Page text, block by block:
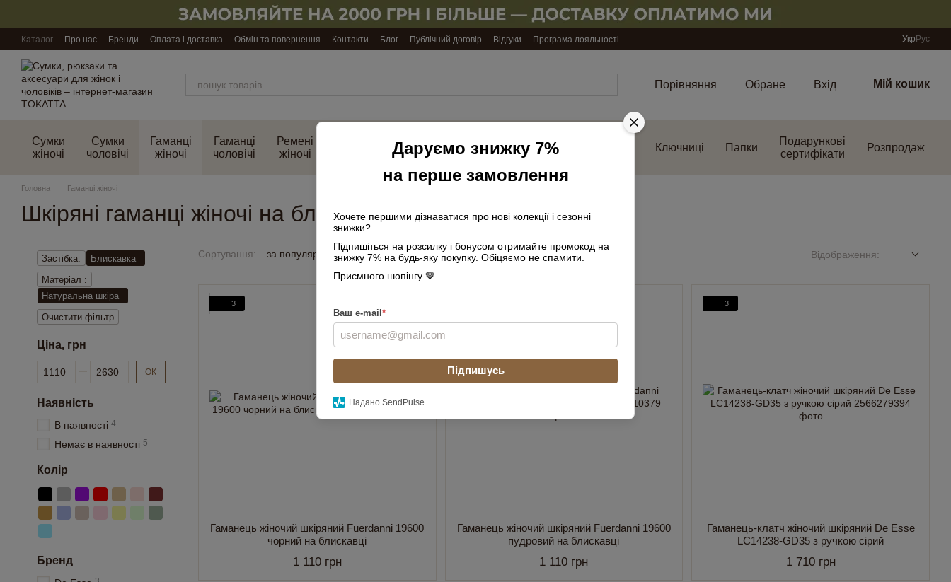
Даруємо знижку 7%
на перше замовлення
Хочете першими дізнаватися про нові колекції і сезонні
знижки?
Підпишіться на розсилку і бонусом отримайте промокод на
знижку 7% на будь-яку покупку. Обіцяємо не спамити.
Приємного шопінгу 🤎
Ваш e-mail *
Підпишусь
Надано SendPulse
Каталог Про нас Бренди Оплата і доставка Обмін та повернення Контакти Блог Публічний договір Відгуки Програма лояльності Укр Рус
Порівняння Обране Вхід Мій кошик
Сумки
жіночі
Сумки
чоловічі
Гаманці
жіночі
Гаманці
чоловічі
Ремені
жіночі
Подарункові
набори
Косметички
та несесери
Обкладинки
Ключниці Папки
Подарункові
сертифікати
Розпродаж
Головна Гаманці жіночі
Шкіряні гаманці жіночі на блискавку
Сортування: за популярністю Відображення:
3
Гаманець жіночий шкіряний Fuerdanni 19600
чорний на блискавці
1 110 грн
Гаманець жіночий шкіряний Fuerdanni 19600
пудровий на блискавці
1 110 грн
3
Гаманець-клатч жіночий шкіряний De Esse
LC14238-GD35 з ручкою сірий
1 710 грн
Застібка:
Блискавка
Матеріал :
Натуральна шкіра
Очистити фільтр
Ціна, грн
Від Ціна, грн
До Ціна, грн ОК
Наявність
В наявності 4
Немає в наявності 5
Колір
Бренд